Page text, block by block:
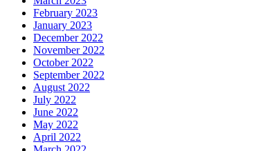
February 2023
January 2023
December 2022
November 2022
October 2022
September 2022
August 2022
July 2022
June 2022
May 2022
April 2022